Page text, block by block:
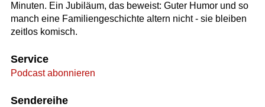
Minuten. Ein Jubiläum, das beweist: Guter Humor und so
manch eine Familiengeschichte altern nicht - sie bleiben
zeitlos komisch.
Service
Podcast abonnieren
Sendereihe